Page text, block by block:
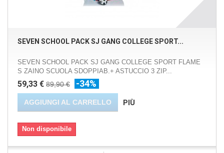
SEVEN SCHOOL PACK SJ GANG COLLEGE SPORT...
SEVEN SCHOOL PACK SJ GANG COLLEGE SPORT FLAME
S ZAINO SCUOLA SDOPPIAB.+ ASTUCCIO 3 ZIP...
59,33 € 89,90 € -34%
AGGIUNGI AL CARRELLO PIÙ
Non disponibile